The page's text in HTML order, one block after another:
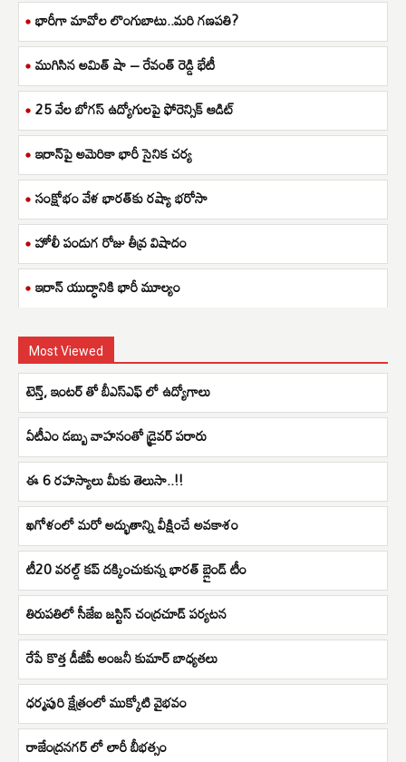
భారీగా మావోల లొంగుబాటు..మరి గణపతి?
ముగిసిన అమిత్ షా – రేవంత్ రెడ్డి భేటీ
25 వేల బోగస్ ఉద్యోగులపై ఫోరెన్సిక్ ఆడిట్
ఇరాన్‌పై అమెరికా భారీ సైనిక చర్య
సంక్షోభం వేళ భారత్‌కు రష్యా భరోసా
హోలీ పండుగ రోజు తీవ్ర విషాదం
ఇరాన్ యుద్ధానికి భారీ మూల్యం
Most Viewed
టెన్త్, ఇంటర్ తో బీఎస్ఎఫ్ లో ఉద్యోగాలు
ఏటీఎం డబ్బు వాహనంతో డ్రైవర్‌ పరారు
ఈ 6 రహస్యాలు మీకు తెలుసా..!!
ఖగోళంలో మరో అద్భుతాన్ని వీక్షించే అవకాశం
టీ20 వరల్డ్ కప్ దక్కించుకున్న భారత్ బ్లైండ్ టీం
తిరుపతిలో సీజేఐ జస్టిస్ చంద్రచూడ్ పర్యటన
రేపే కొత్త డీజీపీ అంజనీ కుమార్ బాధ్యతలు
ధర్మపురి క్షేత్రంలో ముక్కోటి వైభవం
రాజేంద్రనగర్ లో లారీ బీభత్సం